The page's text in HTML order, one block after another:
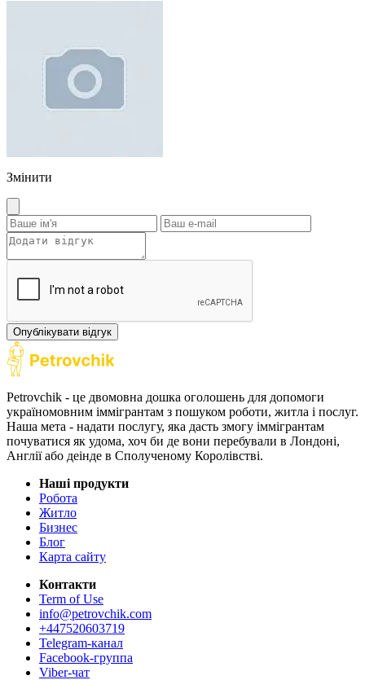
Змінити
Опублікувати відгук
Petrovchik - це двомовна дошка оголошень для допомоги
україномовним іммігрантам з пошуком роботи, житла і послуг.
Наша мета - надати послугу, яка дасть змогу іммігрантам
почуватися як удома, хоч би де вони перебували в Лондоні,
Англії або деінде в Сполученому Королівстві.
Наші продукти
Робота
Житло
Бизнес
Блог
Карта сайту
Контакти
Term of Use
info@petrovchik.com
+447520603719
Telegram-канал
Facebook-группа
Viber-чат